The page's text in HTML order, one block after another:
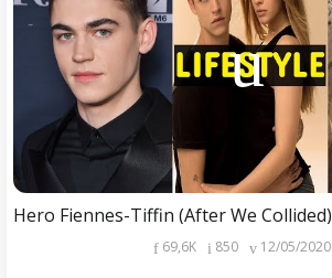
69,6K 850 12/05/2020